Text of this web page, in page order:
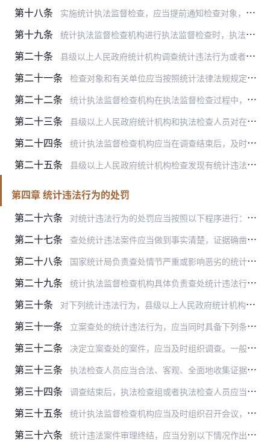
第十八条 实施统计执法监督检查，应当提前通知检查对象，告知实施检查的人民政府统计机构名称，检查的依据、范围、内容、方式和时间，对检查对象的具体要求等。
第十九条 统计执法监督检查机构进行执法监督检查时，执法检查人员不得少于2名，并应当出示国家统计局统一颁发的统计执法证，告知检查对象和有关单位相关权利、义务以及相应法律责任…
第二十条 县级以上人民政府统计机构调查统计违法行为或者核查统计数据时，依据《统计法》第三十五条的规定，行使统计执法监督检查职权。
第二十一条 检查对象和有关单位应当按照统计法律法规规定，积极配合执法监督检查工作，为检查工作提供必要的条件保障。有关人员应当如实回答询问、反映情况，提供相关证明和资料，核实…
第二十二条 统计执法监督检查机构在执法监督检查过程中，应当及时按规定制作执法文书，如实记录执法检查人员询问情况和检查对象反映的情况以及提供的证明和资料，由执法检查人员在有关…
第二十三条 县级以上人民政府统计机构和执法检查人员对在执法监督检查过程中知悉的国家秘密、商业秘密、个人信息资料和能够识别或者推断单个调查对象身份的资料，负有保密义务。
第二十四条 统计执法监督检查机构应当在调查结束后，及时向所属人民政府统计机构提交检查报告，报告检查中发现的问题并提出处理建议。
第二十五条 县级以上人民政府统计机构检查发现有统计违法行为，依法应当追究法律责任的，一般应当由检查机关立案查处，也可以根据违法行为性质、情节提请上一级或者移交下级人民政府统…
第四章 统计违法行为的处罚
第二十六条
对统计违法行为的处罚应当按照以下程序进行：立案、调查、处理、结案。
第二十七条 查处统计违法案件应当做到事实清楚，证据确凿，定性准确，处理恰当，适用法律正确，符合法定程序。
第二十八条 国家统计局负责查处情节严重或影响恶劣的统计造假、弄虚作假案件，对国家重大统计部署贯彻不力的案件，重大国情国力调查中发生的严重统计造假、弄虚作假案件，其他重大统计…
第二十九条 统计执法监督检查机构具体负责查处统计违法行为，统计执法队接受所属统计机构委托开展有关执法检查工作。
第三十条 对下列统计违法行为，县级以上人民政府统计机构应当依法立案：
第三十一条 立案查处的统计违法行为，应当同时具备下列条件：
第三十二条 决定立案查处的案件，应当及时组织调查。一般案件执法检查人员不得少于2人，重大案件应当按规定组成执法检查组。
第三十三条 执法检查人员应当合法、客观、全面地收集证据。收集证据过程中，执法检查人员应当及时制作《现场检查笔录》、《调查笔录》等文书，并整理制作《证据登记表》。
第三十四条 调查结束后，执法检查组或者执法检查人员应当及时形成调查报告，报送所属人民政府统计机构负责人。
第三十五条 统计执法监督检查机构应当及时组织召开会议，对案件进行讨论审理，确定统计违法行为性质和处理决定，报统计机构负责人审查。对情节复杂或者重大违法行为给予较重的行政处罚…
第三十六条 统计违法案件审理终结，应当分别以下情况作出处理：